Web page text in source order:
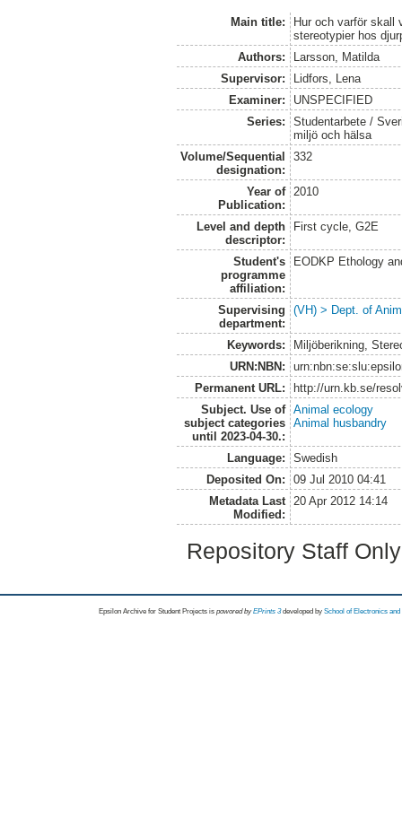
Main title:
Hur och varför skall
stereotypier hos
Authors:
Larsson, Matilda
Supervisor:
Lidfors, Lena
Examiner:
UNSPECIFIED
Series:
Studentarbete /
miljö och hälsa
Volume/Sequential
designation:
332
Year of
Publication:
2010
Level and depth
descriptor:
First cycle, G2E
Student's
programme
affiliation:
EODKP Ethology
Supervising
department:
(VH) > Dept. of
Keywords:
Miljöberikning,
URN:NBN:
Permanent URL:
http://urn.kb.se/
Subject. Use of
subject categories
until 2023-04-30.:
Animal ecology
Animal husbandry
Language:
Swedish
Deposited On:
09 Jul 2010 04:41
Metadata Last
Modified:
20 Apr 2012 14:14
Repository Staff
Epsilon Archive for Student Projects is powored byEPrints 3 developed by School of Electronics